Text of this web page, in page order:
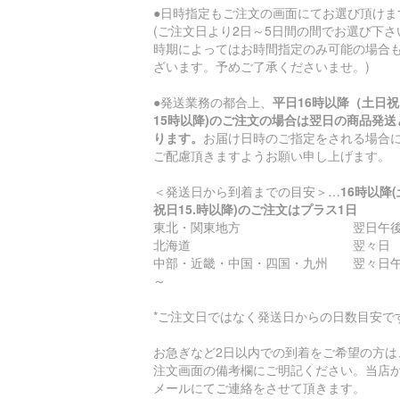
●日時指定もご注文の画面にてお選び頂けま
(ご注文日より2日～5日間の間でお選び下さ
時期によってはお時間指定のみ可能の場合
ざいます。予めご了承くださいませ。)
●発送業務の都合上、 平日16時以降（土日
15時以降)のご注文の場合は翌日の商品発送
ります。 お届け日時のご指定をされる場合
ご配慮頂きますようお願い申し上げます。
＜発送日から到着までの目安＞…16時以降(
祝日15.時以降)のご注文はプラス1日
東北・関東地方 翌日午後
北海道 翌々日
中部・近畿・中国・四国・九州 翌々日
～
*ご注文日ではなく発送日からの日数目安で
お急ぎなど2日以内での到着をご希望の方
注文画面の備考欄にご明記ください。当店
メールにてご連絡をさせて頂きます。